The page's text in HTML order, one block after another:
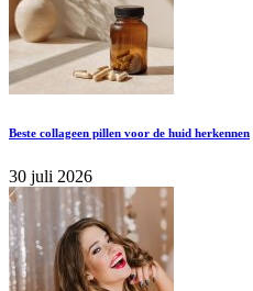
Beste collageen pillen voor de huid herkennen
30 juli 2026